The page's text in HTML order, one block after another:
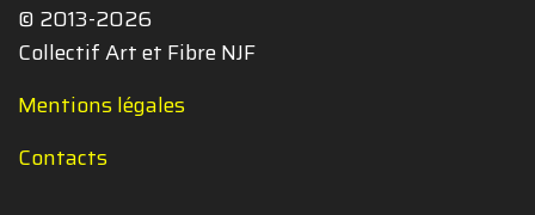
© 2013-2026
Collectif Art et Fibre NJF
Mentions légales
Contacts